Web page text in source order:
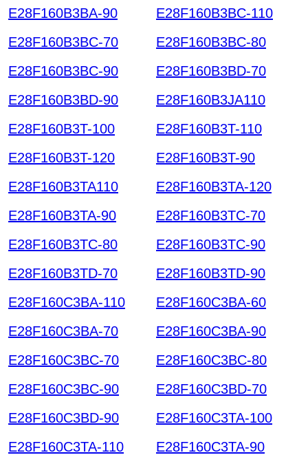
E28F160B3BA-90
E28F160B3BC-110
E28F160B3BC-70
E28F160B3BC-80
E28F160B3BC-90
E28F160B3BD-70
E28F160B3BD-90
E28F160B3JA110
E28F160B3T-100
E28F160B3T-110
E28F160B3T-120
E28F160B3T-90
E28F160B3TA110
E28F160B3TA-120
E28F160B3TA-90
E28F160B3TC-70
E28F160B3TC-80
E28F160B3TC-90
E28F160B3TD-70
E28F160B3TD-90
E28F160C3BA-110
E28F160C3BA-60
E28F160C3BA-70
E28F160C3BA-90
E28F160C3BC-70
E28F160C3BC-80
E28F160C3BC-90
E28F160C3BD-70
E28F160C3BD-90
E28F160C3TA-100
E28F160C3TA-110
E28F160C3TA-90